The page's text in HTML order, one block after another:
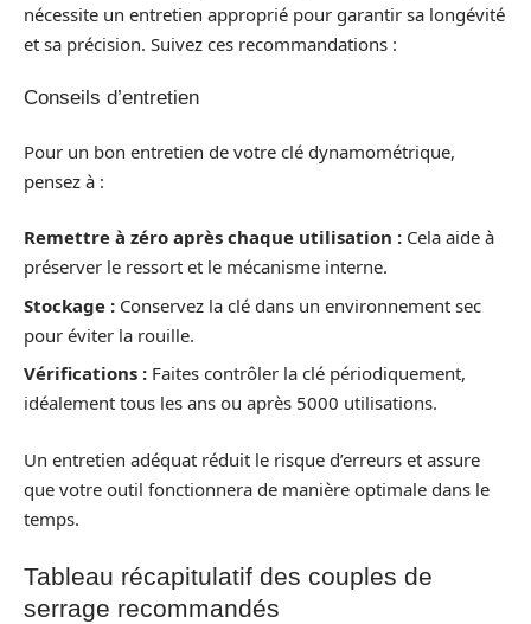
nécessite un entretien approprié pour garantir sa longévité
et sa précision. Suivez ces recommandations :
Conseils d’entretien
Pour un bon entretien de votre clé dynamométrique,
pensez à :
Remettre à zéro après chaque utilisation : Cela aide à
préserver le ressort et le mécanisme interne.
Stockage : Conservez la clé dans un environnement sec
pour éviter la rouille.
Vérifications : Faites contrôler la clé périodiquement,
idéalement tous les ans ou après 5000 utilisations.
Un entretien adéquat réduit le risque d’erreurs et assure
que votre outil fonctionnera de manière optimale dans le
temps.
Tableau récapitulatif des couples de
serrage recommandés